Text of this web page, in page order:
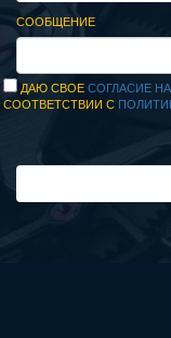
СООБЩЕНИЕ
ДАЮ СВОЕСОГЛАСИЕ
СООТВЕТСТВИИ С